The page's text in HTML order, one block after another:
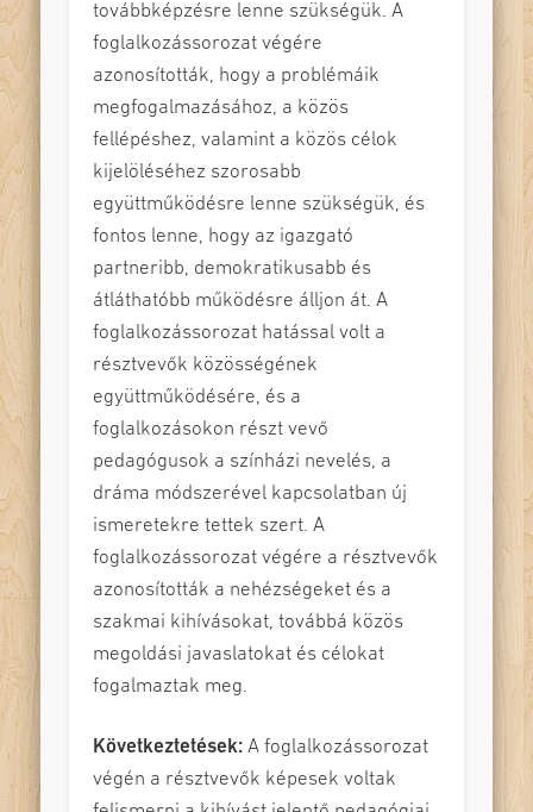
továbbképzésre lenne szükségük. A
foglalkozássorozat végére
azonosították, hogy a problémáik
megfogalmazásához, a közös
fellépéshez, valamint a közös célok
kijelöléséhez szorosabb
együttműködésre lenne szükségük, és
fontos lenne, hogy az igazgató
partneribb, demokratikusabb és
átláthatóbb működésre álljon át. A
foglalkozássorozat hatással volt a
résztvevők közösségének
együttműködésére, és a
foglalkozásokon részt vevő
pedagógusok a színházi nevelés, a
dráma módszerével kapcsolatban új
ismeretekre tettek szert. A
foglalkozássorozat végére a résztvevők
azonosították a nehézségeket és a
szakmai kihívásokat, továbbá közös
megoldási javaslatokat és célokat
fogalmaztak meg.
Következtetések: A foglalkozássorozat
végén a résztvevők képesek voltak